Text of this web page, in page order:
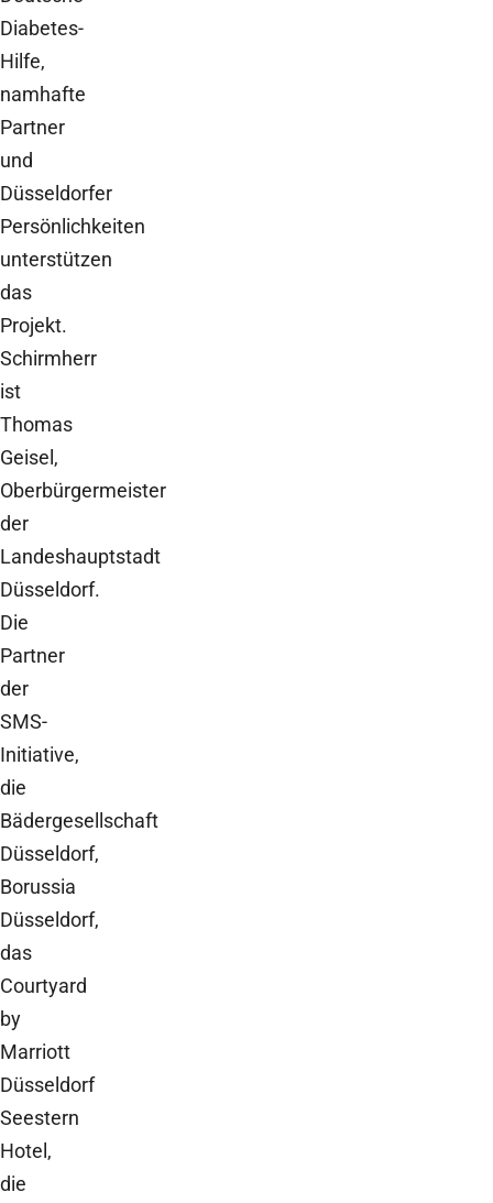
Diabetes-
Hilfe,
namhafte
Partner
und
Düsseldorfer
Persönlichkeiten
unterstützen
das
Projekt.
Schirmherr
ist
Thomas
Geisel,
Oberbürgermeister
der
Landeshauptstadt
Düsseldorf.
Die
Partner
der
SMS-
Initiative,
die
Bädergesellschaft
Düsseldorf,
Borussia
Düsseldorf,
das
Courtyard
by
Marriott
Düsseldorf
Seestern
Hotel,
die